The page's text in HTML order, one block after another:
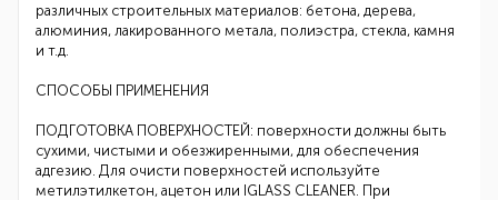
различных строительных материалов: бетона, дерева,
алюминия, лакированного метала, полиэстра, стекла, камня
и т.д.
СПОСОБЫ ПРИМЕНЕНИЯ
ПОДГОТОВКА ПОВЕРХНОСТЕЙ: поверхности должны быть
сухими, чистыми и обезжиренными, для обеспечения
адгезию. Для очисти поверхностей используйте
метилэтилкетон, ацетон или IGLASS CLEANER. При